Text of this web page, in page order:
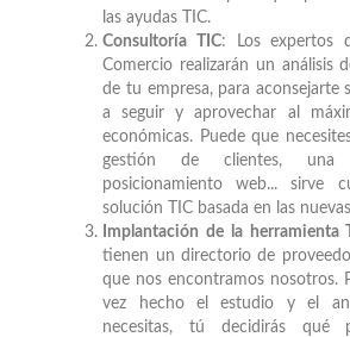
las ayudas TIC.
Consultoría TIC: Los expertos
Comercio realizarán un análisis
de tu empresa, para aconsejarte
a seguir y aprovechar al
económicas. Puede que
gestión de clientes, una
posicionamiento web... sirve
solución TIC basada en las
Implantación de la herramienta
tienen un directorio de
que nos encontramos nosotros.
vez hecho el estudio y el
necesitas, tú decidirás qué